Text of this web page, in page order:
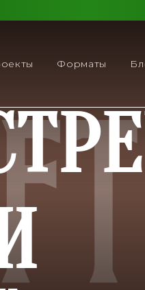
Форматы